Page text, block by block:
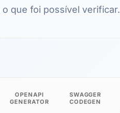
o que foi possível verificar.
OPENAPI
GENERATOR
SWAGGER
CODEGEN